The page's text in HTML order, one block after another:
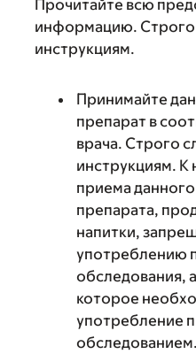
Прочитайте всю
информацию. Строго
инструкциям.
Принимайте
препарат в
врача. Строго
инструкциям. К
приема
препарата,
напитки,
употреблению
обследования,
которое
употребление